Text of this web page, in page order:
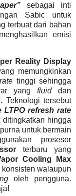
sebagai inti
Sabic untuk
terbuat dari bahan
emisi
Reality Display
memungkinkan
tinggi sehingga
yang fluiddan
Teknologi tersebut
LTPO refresh rate
hingga
untuk bermain
prosesor
terbaru yang
Cooling Max
walaupun
oleh pengguna.